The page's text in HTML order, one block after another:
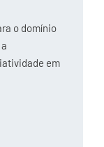
o domínio
em